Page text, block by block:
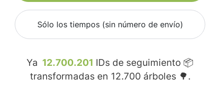
Sólo los tiempos (sin número de envío)
Ya 12.700.201 IDs de seguimiento 📦
transformadas en 12.700 árboles 🌳.